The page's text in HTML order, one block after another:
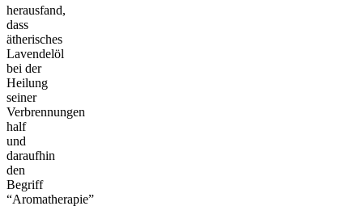
herausfand,
dass
ätherisches
Lavendelöl
bei der
Heilung
seiner
Verbrennungen
half
und
daraufhin
den
Begriff
“Aromatherapie”